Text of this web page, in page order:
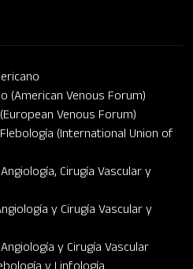
(American Venous Forum)
Venous Forum)
(International Union of
Cirugía Vascular y
y Cirugía Vascular y
y Cirugía Vascular